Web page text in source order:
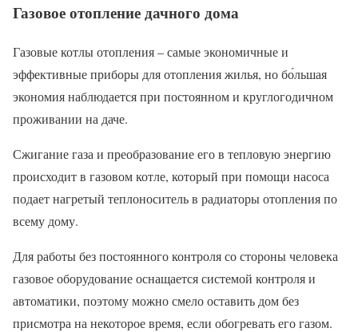
Газовое отопление дачного дома
Газовые котлы отопления – самые экономичные и
эффективные приборы для отопления жилья, но бо́льшая
экономия наблюдается при постоянном и круглогодичном
проживании на даче.
Сжигание газа и преобразование его в тепловую энергию
происходит в газовом котле, который при помощи насоса
подает нагретый теплоноситель в радиаторы отопления по
всему дому.
Для работы без постоянного контроля со стороны человека
газовое оборудование оснащается системой контроля и
автоматики, поэтому можно смело оставить дом без
присмотра на некоторое время, если обогревать его газом.